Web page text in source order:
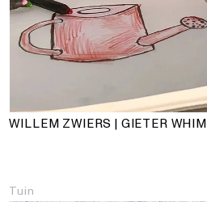
WILLEM ZWIERS | GIETER
Tuin